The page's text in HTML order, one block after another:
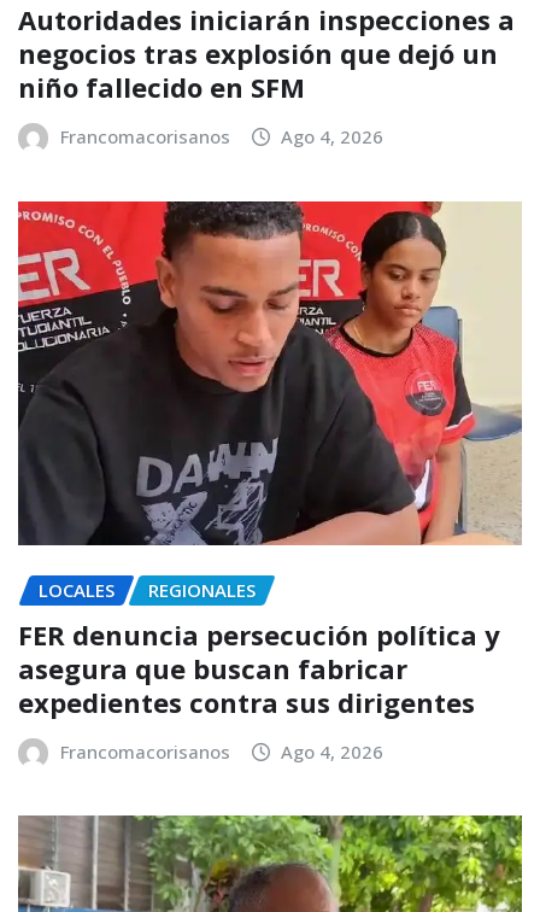
Autoridades iniciarán inspecciones a
negocios tras explosión que dejó un
niño fallecido en SFM
Francomacorisanos Ago 4, 2026
LOCALES REGIONALES
FER denuncia persecución política y
asegura que buscan fabricar
expedientes contra sus dirigentes
Francomacorisanos Ago 4, 2026